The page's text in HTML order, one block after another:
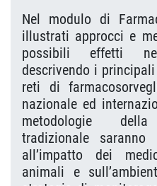
Nel modulo di
illustrati approcci e
possibili effetti
descrivendo i
reti di
nazionale ed
metodologie della
tradizionale
all’impatto dei
animali e